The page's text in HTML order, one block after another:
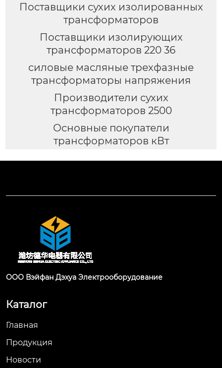
Поставщики сухих изолированных
трансформаторов
Поставщики изолирующих
трансформаторов 220 36
силовые масляные трехфазные
трансформаторы напряжения
Производители сухих
трансформаторов 2500
Основные покупатели
трансформаторов кВт
ООО Вэйфан Дэхуа Электрооборудование
Каталог
Главная
Продукция
Новости